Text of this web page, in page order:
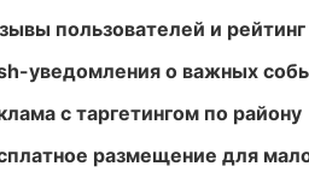
пользователей и рейтинг
уведомления о важных
с таргетингом по району
размещение для